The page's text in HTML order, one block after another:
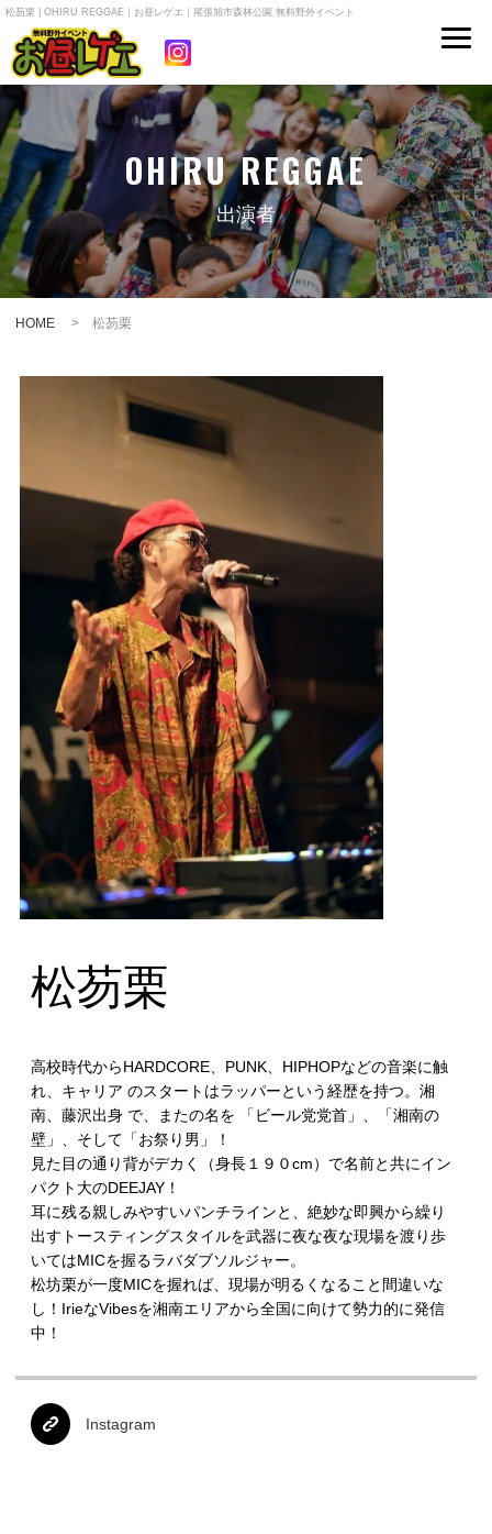
松芴栗 | OHIRU REGGAE｜お昼レゲエ｜尾張旭市森林公園 無料野外イベント
OHIRU REGGAE
出演者
HOME > 松芴栗
松芴栗
高校時代からHARDCORE、PUNK、HIPHOPなどの音楽に触
れ、キャリア のスタートはラッパーという経歴を持つ。湘
南、藤沢出身 で、またの名を 「ビール党党首」、「湘南の
壁」、そして「お祭り男」！
見た目の通り背がデカく（身長１９０cm）で名前と共にイン
パクト大のDEEJAY！
耳に残る親しみやすいパンチラインと、絶妙な即興から繰り
出すトースティングスタイルを武器に夜な夜な現場を渡り歩
いてはMICを握るラバダブソルジャー。
松坊栗が一度MICを握れば、現場が明るくなること間違いな
し！IrieなVibesを湘南エリアから全国に向けて勢力的に発信
中！
Instagram